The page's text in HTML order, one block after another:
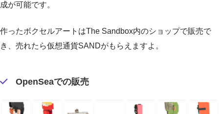
成が可能です。
作ったボクセルアートはThe Sandbox内のショップで販売で
き、売れたら仮想通貨SANDがもらえますよ。
OpenSeaでの販売